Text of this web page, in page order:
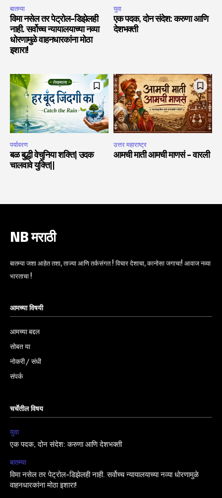
बातम्या
विमा नसेल तर पेट्रोल-डिझेलही
नाही. सर्वोच्च न्यायालयाच्या नव्या
धोरणामुळे वाहनधारकांना मोठा
इशारा!
युवा
एक पदक, दोन संदेश: करुणा आणि
देशभक्ती
पर्यावरण
बळ बुद्धी वेचुनिया शक्ति| उदक
चालवावे युक्ति||
उत्तर महाराष्ट्र
आमची माती आमची माणसं – वारली
NB मराठी
बातम्या जशा आहेत तशा, ताज्या आणि तर्कसंगत ! विचार देशाचा, कानोसा जगाचा! आवाज नव्या
भारताचा !
आमच्या विषयी
आमच्या बद्दल
सोबत या
नोकरी / संधी
संपर्क
चर्चेतील विषय
युवा
एक पदक, दोन संदेश: करुणा आणि देशभक्ती
बातम्या
विमा नसेल तर पेट्रोल-डिझेलही नाही. सर्वोच्च न्यायालयाच्या नव्या धोरणामुळे
वाहनधारकांना मोठा इशारा!